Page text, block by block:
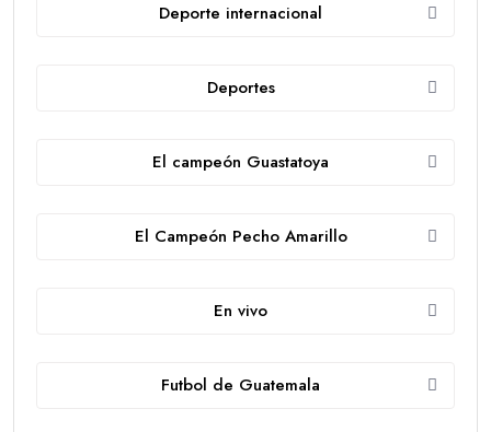
Deporte internacional
Deportes
El campeón Guastatoya
El Campeón Pecho Amarillo
En vivo
Futbol de Guatemala